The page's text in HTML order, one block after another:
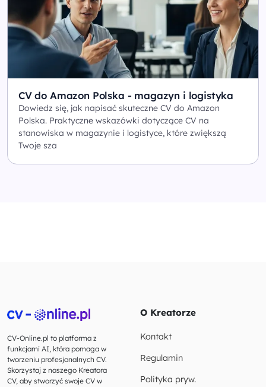
CV do Amazon Polska - magazyn i logistyka
Dowiedz się, jak napisać skuteczne CV do Amazon
Polska. Praktyczne wskazówki dotyczące CV na
stanowiska w magazynie i logistyce, które zwiększą
Twoje sza
CV-Online.pl to platforma z
funkcjami AI, która pomaga w
tworzeniu profesjonalnych CV.
Skorzystaj z naszego Kreatora
CV, aby stworzyć swoje CV w
O Kreatorze
Kontakt
Regulamin
Polityka pryw.